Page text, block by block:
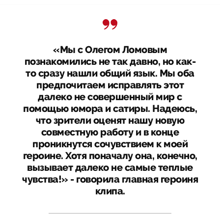
«Мы с Олегом Ломовым
познакомились не так давно, но как-
то сразу нашли общий язык. Мы оба
предпочитаем исправлять этот
далеко не совершенный мир с
помощью юмора и сатиры. Надеюсь,
что зрители оценят нашу новую
совместную работу и в конце
проникнутся сочувствием к моей
героине. Хотя поначалу она, конечно,
вызывает далеко не самые теплые
чувства!» - говорила главная героиня
клипа.